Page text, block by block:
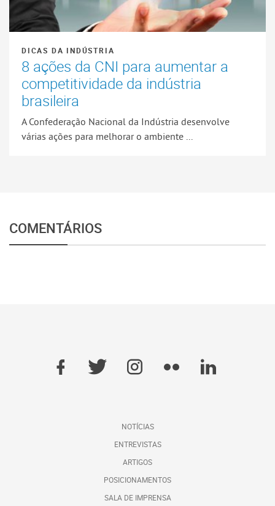
DICAS DA INDÚSTRIA
8 ações da CNI para aumentar a
competitividade da indústria
brasileira
A Confederação Nacional da Indústria desenvolve
várias ações para melhorar o ambiente ...
COMENTÁRIOS
NOTÍCIAS
ENTREVISTAS
ARTIGOS
POSICIONAMENTOS
SALA DE IMPRENSA